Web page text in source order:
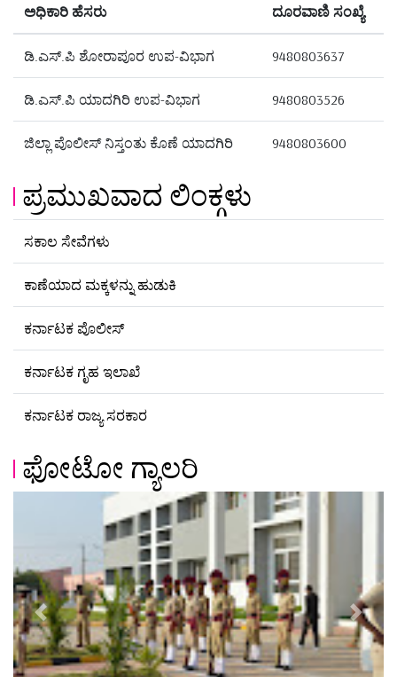
ಅಧಿಕಾರಿ ಹೆಸರು ದೂರವಾಣಿ ಸಂಖ್ಯೆ
ಡಿ.ಎಸ್.ಪಿ ಶೋರಾಪೂರ ಉಪ-ವಿಭಾಗ 9480803637
ಡಿ.ಎಸ್.ಪಿ ಯಾದಗಿರಿ ಉಪ-ವಿಭಾಗ 9480803526
ಜಿಲ್ಲಾ ಪೊಲೀಸ್ ನಿಸ್ತಂತು ಕೊಣೆ ಯಾದಗಿರಿ 9480803600
ಪ್ರಮುಖವಾದ ಲಿಂಕ್ಗಳು
ಸಕಾಲ ಸೇವೆಗಳು
ಕಾಣೆಯಾದ ಮಕ್ಕಳನ್ನು ಹುಡುಕಿ
ಕರ್ನಾಟಕ ಪೊಲೀಸ್
ಕರ್ನಾಟಕ ಗೃಹ ಇಲಾಖೆ
ಕರ್ನಾಟಕ ರಾಜ್ಯ ಸರಕಾರ
ಫೋಟೋ ಗ್ಯಾಲರಿ
Previous Next